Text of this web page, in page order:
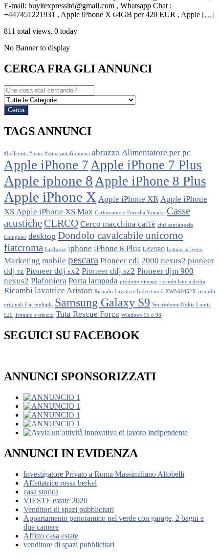
E-mail: buyitexpressltd@gmail.com , Whatsapp Chat :
+447451221931 , Apple iPhone X 64GB per 420 EUR , Apple […]
811 total views, 0 today
No Banner to display
CERCA FRA GLI ANNUNCI
TAGS ANNUNCI
#bellavista #mare #zonasantafilomena abruzzo Alimentatore per pc
Apple iPhone 7 Apple iPhone 7 Plus
Apple iphone 8 Apple iPhone 8 Plus
Apple iPhone X Apple iPhone XR Apple iPhone
XS Apple iPhone XS Max Carburatore e Forcella Yamaka Casse
acustiche CERCO Cerco macchina caffè città sant'angelo
Computer desktop Dondolo cavalcabile unicorno
fiatcroma hardware iphone iPhone 8 Plus LAVORO Lettino in legno
Marketing mobile pescara Pioneer cdj 2000 nexus2 pioneer
ddj rz Pioneer ddj sx2 Pioneer ddj sz2 Pioneer djm 900
nexus2 Plafoniera Porta lampada prodotto vintage ricambi lancia dedra
Ricambi lavatrice Ariston Ricambi Lavatrice Indesit mod.XWA61052X ricambi
originali Fiat multipla Samsung Galaxy S9 Smartphone Nokia Lumia
920 Trenino e triciclo Tuta Rescue Forca Windows 95 o 98
SEGUICI SU FACEBOOK
ANNUNCI SPONSORIZZATI
ANNUNCI IN EVIDENZA
Investigatore Privato a Roma Massimiliano Altobelli
Affettatrice rossa berkel
casa storica
VIESTE estate 2020
Venditori di spazi pubblicitari
Appartamento panoramico nel verde con garage, 2 bagni e
due camere
Affitto casa estate
venditore di spazi pubblicitari